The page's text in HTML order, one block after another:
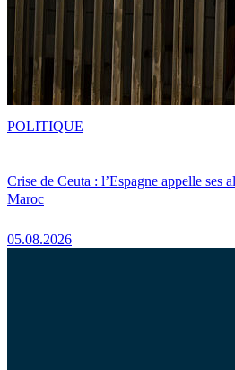
Crise de Ceuta : l’Espagne appelle ses
Maroc
05.08.2026
POLITIQUE